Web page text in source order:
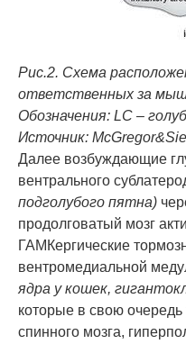
Рис.2. Схема
ответственных за
Обозначения: LC –
Источник: McGregor&
Далее возбуждающие
вентрального
подголубого пятна)
продолговатый мозг
ГАМКергические
вентромедиальной
ядра у кошек,
которые в свою
спинного мозга,